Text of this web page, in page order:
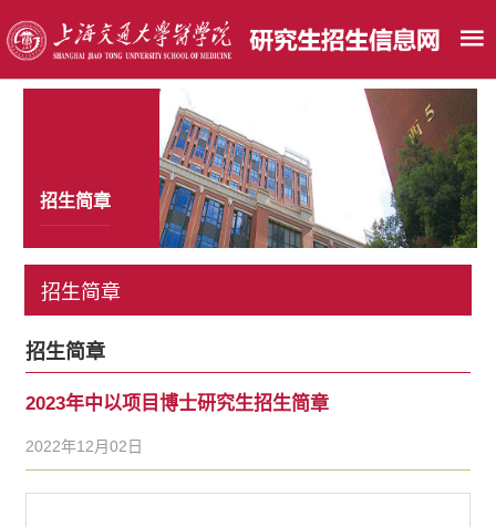
招生简章
招生简章
招生简章
2023年中以项目博士研究生招生简章
2022年12月02日